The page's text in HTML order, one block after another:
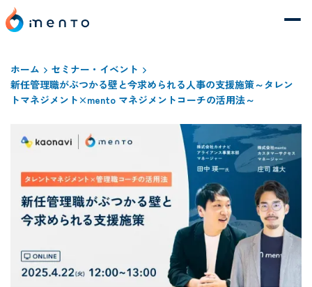
ホーム
セミナー・イベント
新任管理職がぶつかる壁と今求められる人事の支援施策～タレン
トマネジメント×mento マネジメントコーチの活用法～